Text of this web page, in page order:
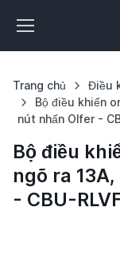
Trang chủ Điều
Bộ điều khiển
nút nhấn Olfer -
Bộ điều
ngõ ra
- CBU-